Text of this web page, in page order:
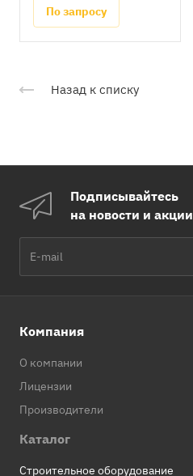
По запросу
Назад к списку
Подписывайтесь
на новости и акции
Компания
О компании
Лицензии
Производители
Каталог
Строительное оборудование